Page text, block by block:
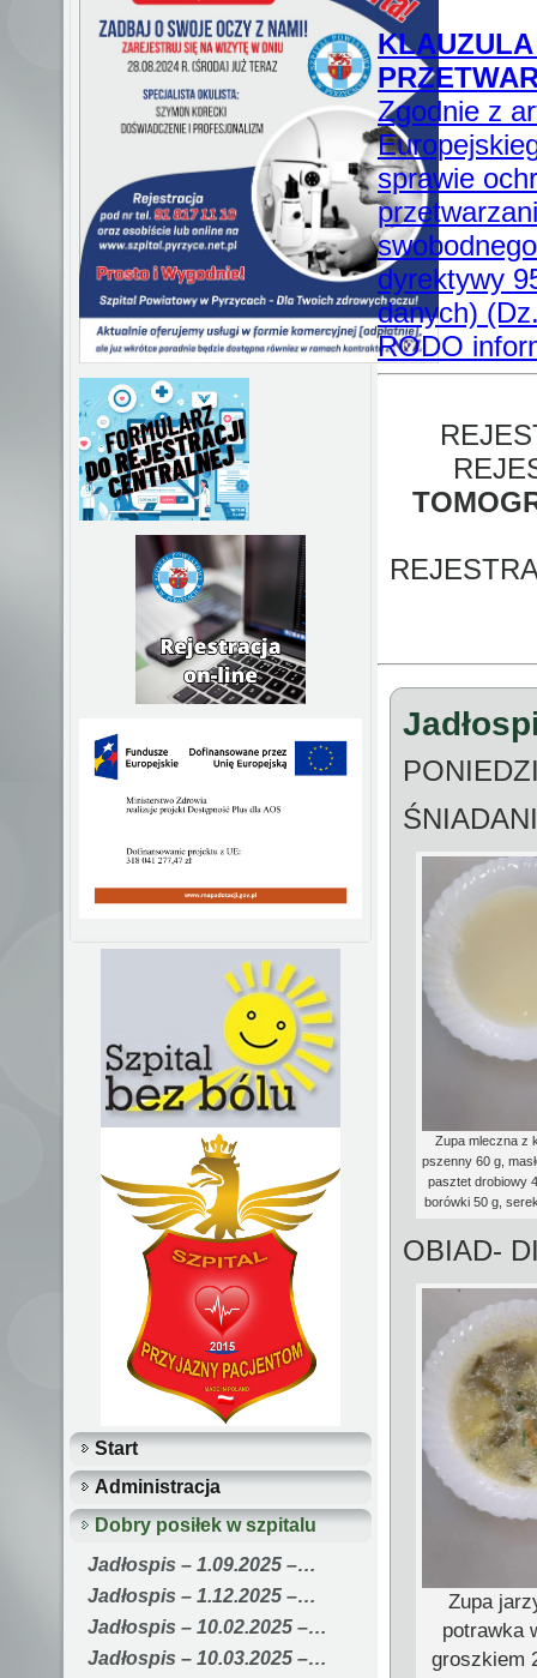
Start
Administracja
Dobry posiłek w szpitalu
Jadłospis – 1.09.2025 –…
Jadłospis – 1.12.2025 –…
Jadłospis – 10.02.2025 –…
Jadłospis – 10.03.2025 –…
Zgodnie z
sprawie
dyrektywy
danych)
RODO
Zupa mleczna z
pszenny 60 g,
pasztet drobiowy
borówki 50 g,
OBIAD-
Zupa
potrawka
groszkiem